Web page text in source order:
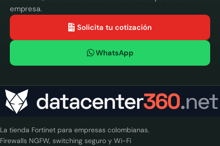
empresa.
Solicita tu cotización
WhatsApp
La tienda Fortinet para empresas colombianas.
Firewalls NGFW, switching seguro y Wi-Fi